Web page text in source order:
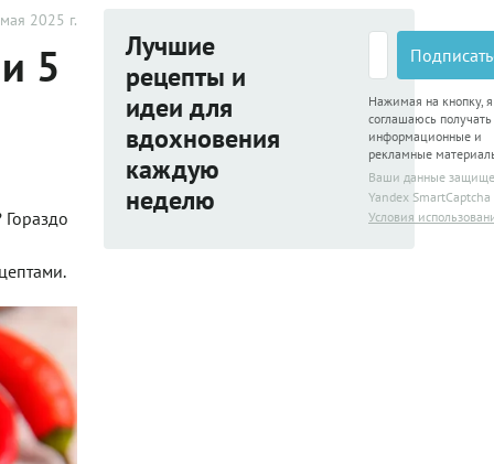
2025 г.
5
Лучшие
рецепты и
идеи для
вдохновения
каждую
неделю
Нажимая на кнопку, я
соглашаюсь получать
информационные и
рекламные
Ваши данные
Yandex SmartCaptcha
Условия